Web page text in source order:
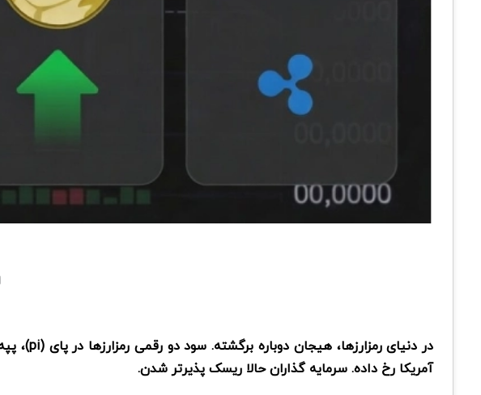
آمریکا رخ داده. سرمایه گذاران حالا ریسک پذیرتر شدن.